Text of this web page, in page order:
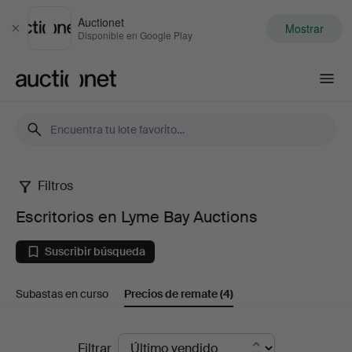
Cerrar
Auctionet
Disponible en Google Play Mostrar
Escritorios
en
Lyme
Bay
Filtros
Escritorios en Lyme Bay Auctions
Suscribir búsqueda
Subastas en curso Precios de remate(4)
Filtrar